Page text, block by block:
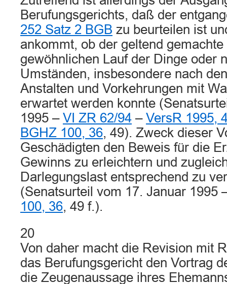
Berufungsgerichts, daß der
252 Satz 2 BGB zu beurteilen ist
ankommt, ob der geltend
gewöhnlichen Lauf der Dinge oder
Umständen, insbesondere nach
Anstalten und Vorkehrungen mit
erwartet werden konnte
1995 – VI ZR 62/94 – VersR 1995,
BGHZ 100, 36, 49). Zweck dieser
Geschädigten den Beweis für die
Gewinns zu erleichtern und
Darlegungslast entsprechend zu
(Senatsurteil vom 17. Januar 1995
100, 36, 49 f.).
20
Von daher macht die Revision mit
das Berufungsgericht den Vortrag
die Zeugenaussage ihres